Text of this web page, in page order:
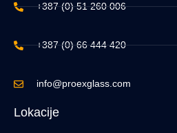
+387 (0) 51 260 006
+387 (0) 66 444 420
info@proexglass.com
Lokacije